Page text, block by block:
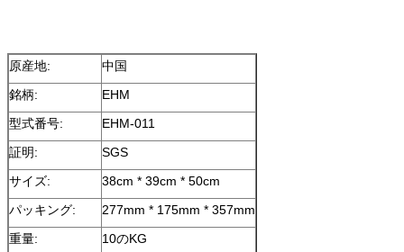
原産地:
中国
銘柄:
EHM
型式番号:
EHM-011
証明:
SGS
サイズ:
38cm * 39cm * 50cm
パッキング:
277mm * 175mm * 357mm
重量:
10のKG